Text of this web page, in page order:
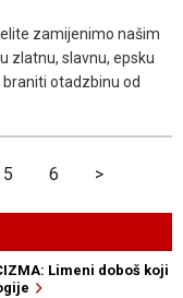
elite zamijenimo našim
zlatnu, slavnu, epsku
otadzbinu od
5 6 >
Limeni doboš koji